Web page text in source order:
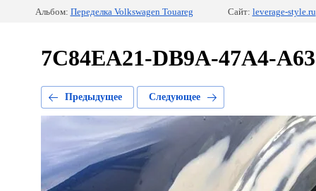
Альбом: Переделка Volkswagen Touareg Сайт: leverage-style.ru
7C84EA21-DB9A-47A4-
Предыдущее Следующее